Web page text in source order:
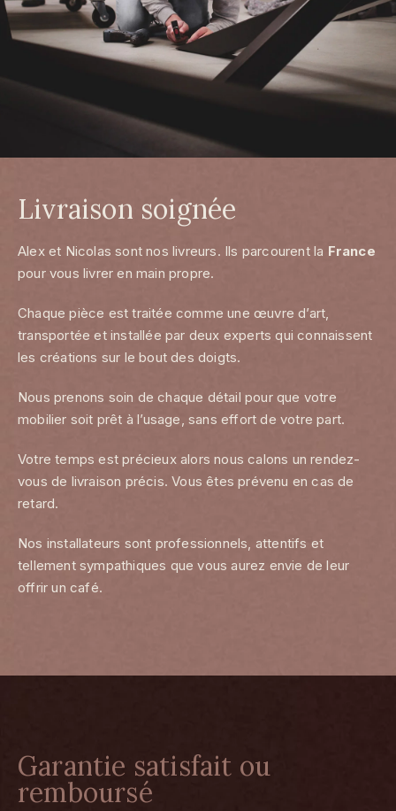
Livraison soignée
Alex et Nicolas sont nos livreurs. Ils parcourent la France
pour vous livrer en main propre.
Chaque pièce est traitée comme une œuvre d’art,
transportée et installée par deux experts qui connaissent
les créations sur le bout des doigts.
Nous prenons soin de chaque détail pour que votre
mobilier soit prêt à l’usage, sans effort de votre part.
Votre temps est précieux alors nous calons un rendez-
vous de livraison précis. Vous êtes prévenu en cas de
retard.
Nos installateurs sont professionnels, attentifs et
tellement sympathiques que vous aurez envie de leur
offrir un café.
Garantie satisfait ou
remboursé